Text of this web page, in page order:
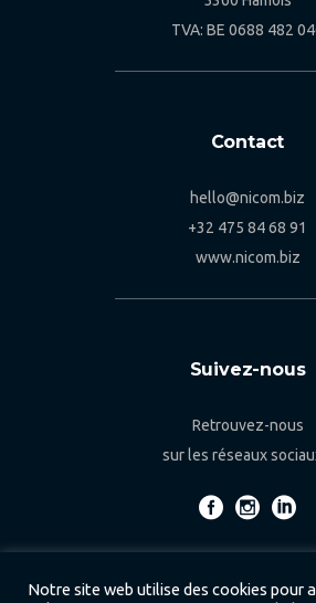
TVA: BE 0688 482
Contact
hello@nicom.biz
+32 475 84 68 91
www.nicom.biz
Suivez-nous
Retrouvez-nous
sur les réseaux
Notre site web utilise des cookies pour